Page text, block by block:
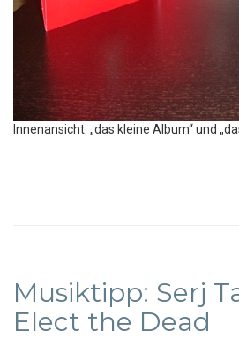
Innenansicht: „das kleine Album“ und
Musiktipp: Serj
Elect the Dead